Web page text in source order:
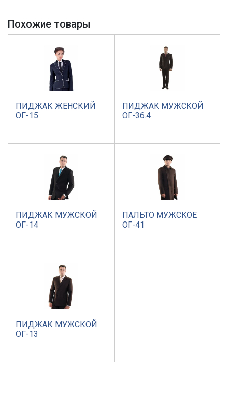
Похожие товары
ПИДЖАК ЖЕНСКИЙ
ОГ-15
ПИДЖАК МУЖСКОЙ
ОГ-36.4
ПИДЖАК МУЖСКОЙ
ОГ-14
ПАЛЬТО МУЖСКОЕ
ОГ-41
ПИДЖАК МУЖСКОЙ
ОГ-13